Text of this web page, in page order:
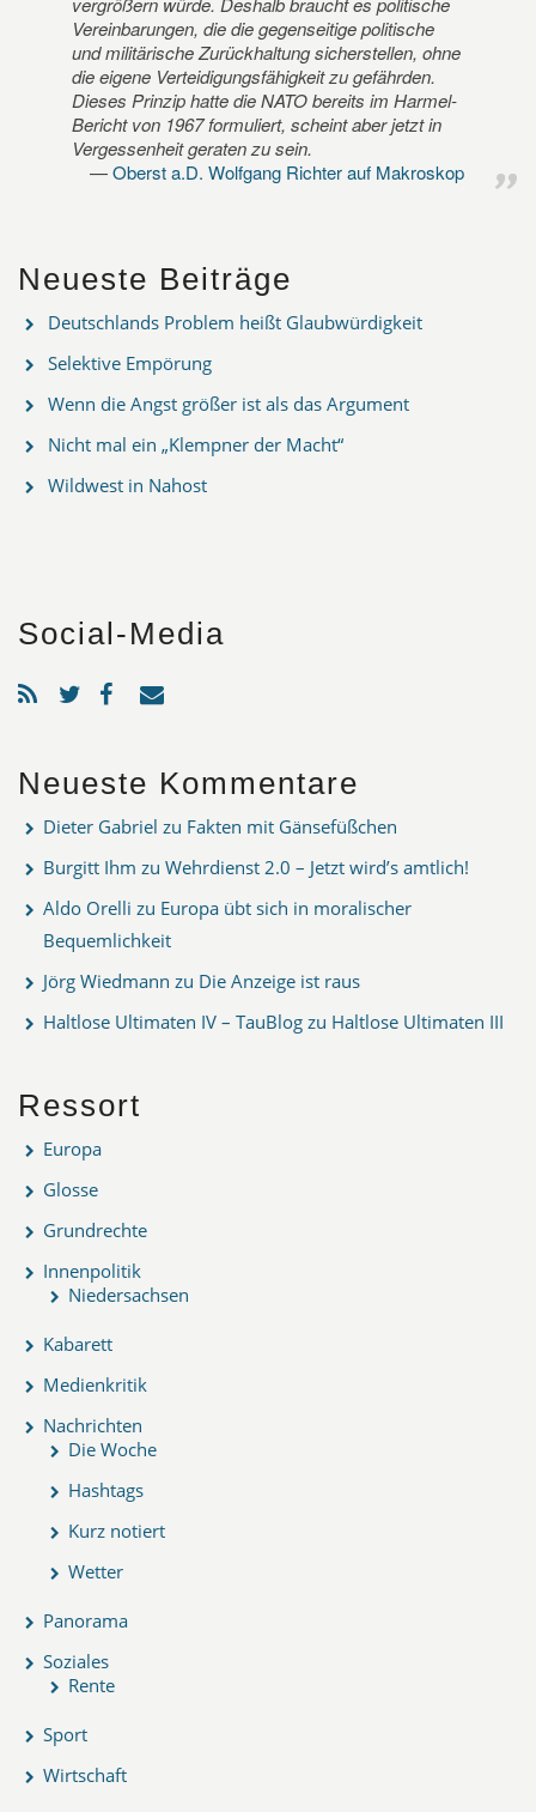
Vereinbarungen, die die gegenseitige politische
und militärische Zurückhaltung sicherstellen, ohne
die eigene Verteidigungsfähigkeit zu gefährden.
Dieses Prinzip hatte die NATO bereits im Harmel-
Bericht von 1967 formuliert, scheint aber jetzt in
Vergessenheit geraten zu sein.
Oberst a.D. Wolfgang Richter auf Makroskop
Neueste Beiträge
Deutschlands Problem heißt Glaubwürdigkeit
Selektive Empörung
Wenn die Angst größer ist als das Argument
Nicht mal ein „Klempner der Macht“
Wildwest in Nahost
Social-Media
Neueste Kommentare
Dieter Gabriel zu Fakten mit Gänsefüßchen
Burgitt Ihm zu Wehrdienst 2.0 – Jetzt wird’s amtlich!
Aldo Orelli zu Europa übt sich in moralischer
Bequemlichkeit
Jörg Wiedmann zu Die Anzeige ist raus
Haltlose Ultimaten IV – TauBlog zu Haltlose Ultimaten III
Ressort
Europa
Glosse
Grundrechte
Innenpolitik
Niedersachsen
Kabarett
Medienkritik
Nachrichten
Die Woche
Hashtags
Kurz notiert
Wetter
Panorama
Soziales
Rente
Sport
Wirtschaft